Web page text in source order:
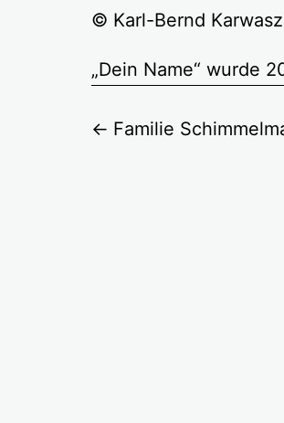
© Karl-Bernd
„Dein Name“ wurde
Familie